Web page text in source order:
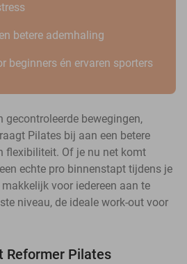
betere ademhaling
beginners én ervaren sporters
gecontroleerde bewegingen,
Pilates bij aan een betere
flexibiliteit. Of je nu net komt
echte pro binnenstapt tijdens je
voor iedereen aan te
niveau, de ideale work-out voor
Reformer Pilates